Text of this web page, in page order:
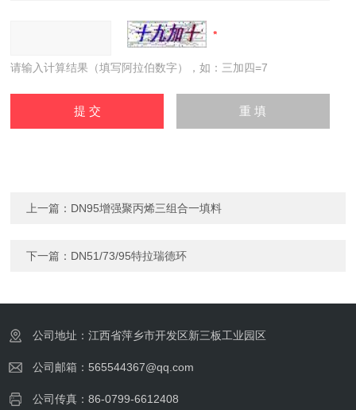
请输入计算结果（填写阿拉伯数字），如：三加四=7
上一篇： DN95增强聚丙烯三组合一填料
下一篇： DN51/73/95特拉瑞德环
公司地址：江西省萍乡市开发区新三板工业园区
公司邮箱：565544367@qq.com
公司传真：86-0799-6612408